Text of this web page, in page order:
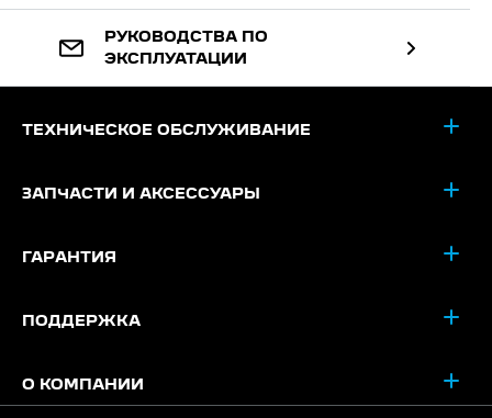
РУКОВОДСТВА ПО
ЭКСПЛУАТАЦИИ
ТЕХНИЧЕСКОЕ ОБСЛУЖИВАНИЕ
ЗАПЧАСТИ И АКСЕССУАРЫ
ГАРАНТИЯ
ПОДДЕРЖКА
О КОМПАНИИ